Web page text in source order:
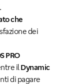
.
che
dei
PRO
il Dynamic
di pagare